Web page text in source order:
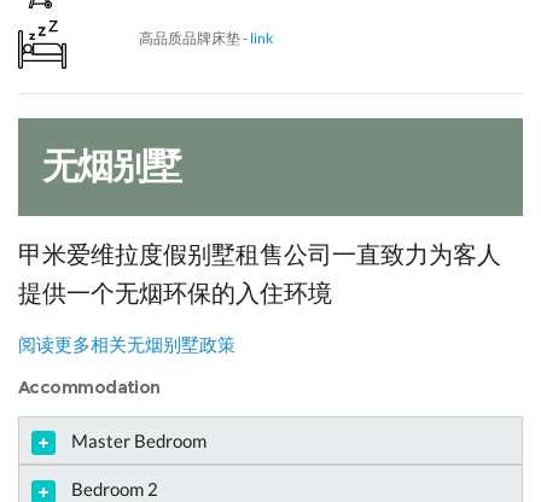
高品质品牌床垫- link
无烟别墅
甲米爱维拉度假别墅租售公司一直致力为客人
提供一个无烟环保的入住环境
阅读更多相关无烟别墅政策
Accommodation
Master Bedroom
Bedroom 2